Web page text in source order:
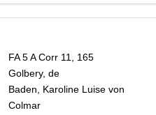
FA 5 A Corr 11, 165
Golbery, de
Baden, Karoline Luise von
Colmar